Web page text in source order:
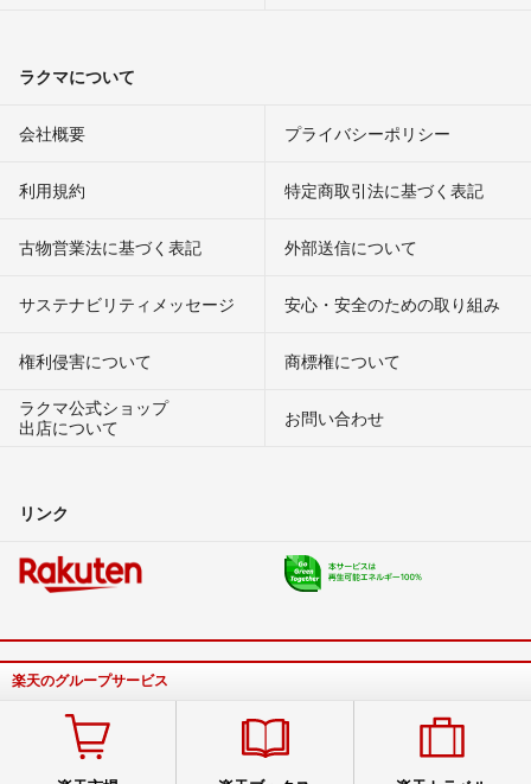
ラクマについて
会社概要 プライバシーポリシー
利用規約 特定商取引法に基づく表記
古物営業法に基づく表記 外部送信について
サステナビリティメッセージ 安心・安全のための取り組み
権利侵害について
商標権について
ラクマ公式ショップ
出店について
お問い合わせ
リンク
楽天のグループサービス